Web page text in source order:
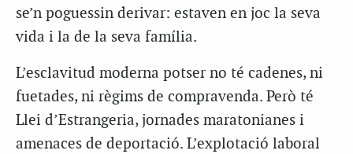
se’n poguessin derivar: estaven en joc la seva
vida i la de la seva família.
L’esclavitud moderna potser no té cadenes, ni
fuetades, ni règims de compravenda. Però té
Llei d’Estrangeria, jornades maratonianes i
amenaces de deportació. L’explotació laboral